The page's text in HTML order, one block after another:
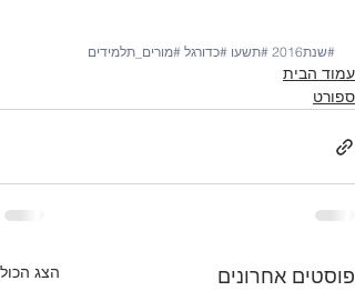
#שנת2016 #תשעו #כדורגל #מורים_תלמידים
עמוד הבית
ספורט
פוסטים אחרונים הצג הכול